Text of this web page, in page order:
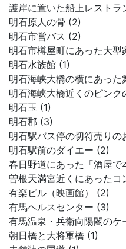
護岸に置いた船上レストラ
明石原人の骨 (2)
明石市営バス (2)
明石市樽屋町にあった大型
明石水族館 (1)
明石海峡大橋の横にあった
明石海峡大橋近くのピン
明石玉 (1)
明石郡 (3)
明石駅バス停の切符売りの
明石駅前のダイエー (2)
春日野道にあった「酒屋で
曽根天満宮近くにあったコ
有楽ビル（映画館） (2)
有馬ヘルスセンター (3)
有馬温泉・兵衛向陽閣のケ
朝日橋と大将軍橋 (1)